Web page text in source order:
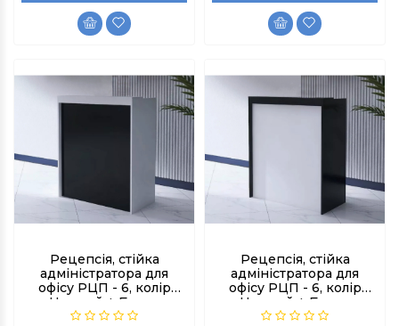
Рецепсія, стійка
адміністратора для
офісу РЦП - 6, колір
Чорний + Бетон
індастріал
Рецепсія, стійка
адміністратора для
офісу РЦП - 6, колір
Чорний + Бетон
індастріал